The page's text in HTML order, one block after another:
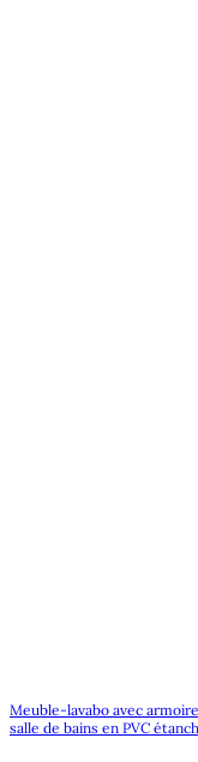
Meuble-lavabo avec
salle de bains en PVC